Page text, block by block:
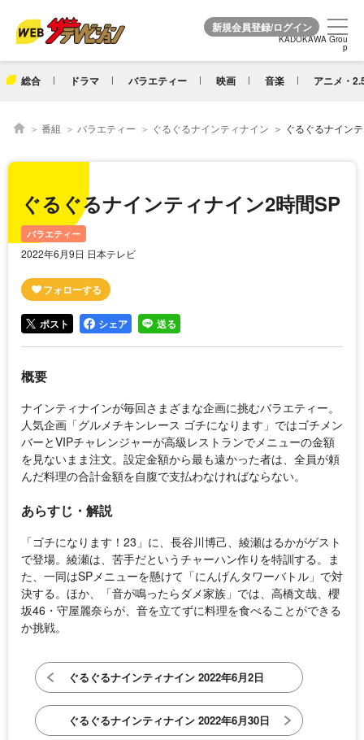
KADOKAWA Grou
p
総合 ドラマ バラエティー 映画 音楽 アニメ・
KADOKAWA Grou
p
番組 バラエティー ぐるぐるナインティナイン ぐるぐるナイン
ぐるぐるナインティナイン2時間SP
バラエティー
2022年6月9日 日本テレビ
ポスト シェア 送る
概要
ナインティナインが毎回さまざまな企画に挑むバラエティー。
人気企画「グルメチキンレース ゴチになります」ではゴチメン
バーとVIPチャレンジャーが高級レストランでメニューの金額
を見ないまま注文。設定金額から最も遠かった者は、全員が頼
んだ料理の合計金額を自腹で支払わなければならない。
あらすじ・解説
「ゴチになります！23」に、長谷川博己、綾瀬はるかがゲスト
で登場。綾瀬は、苦手だというチャーハン作りを特訓する。ま
た、一同はSPメニューを懸けて「にんげんタワーバトル」で対
決する。ほか、「音が鳴ったらダメ家族」では、高橋文哉、櫻
坂46・守屋麗奈らが、音を立てずに料理を食べることができる
か挑戦。
ぐるぐるナインティナイン 2022年6月2日
ぐるぐるナインティナイン 2022年6月30日